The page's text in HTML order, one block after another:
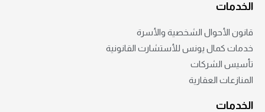
الخدمات
قانون الأحوال الشخصية والأسرة
خدمات كمال يونس للأستشارت القانونية
تأسيس الشركات
المنازعات العقارية
الخدمات